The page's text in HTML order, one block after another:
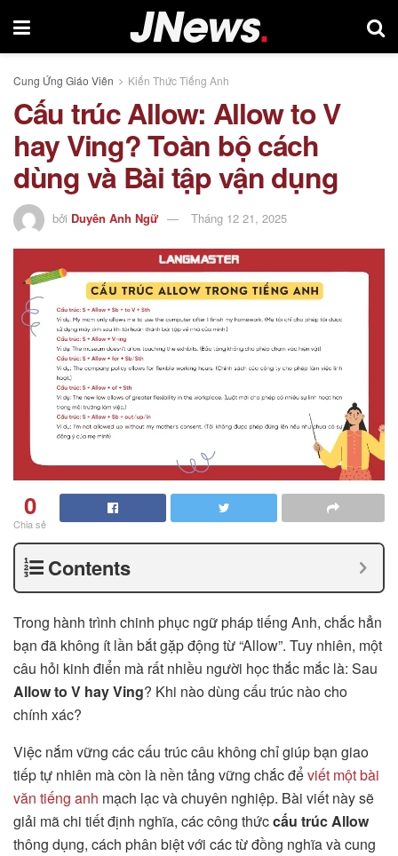
Cung Ứng Giáo Viên Kiến Thức Tiếng Anh
Cấu trúc Allow: Allow to V
hay Ving? Toàn bộ cách
dùng và Bài tập vận dụng
bởi Duyên Anh Ngữ Tháng 12 21, 2025
0
Chia sẻ
Contents
Trong hành trình chinh phục ngữ pháp tiếng Anh, chắc hẳn
bạn đã không ít lần bắt gặp động từ “Allow”. Tuy nhiên, một
câu hỏi kinh điển mà rất nhiều người học thắc mắc là: Sau
Allow to V hay Ving? Khi nào dùng cấu trúc nào cho
chính xác?
Việc nắm vững các cấu trúc câu không chỉ giúp bạn giao
tiếp tự nhiên mà còn là nền tảng vững chắc đểviết một bài
văn tiếng anh mạch lạc và chuyên nghiệp. Bài viết này sẽ
giải mã chi tiết định nghĩa, các công thứccấu trúc Allow
thông dụng, cách phân biệt với các từ đồng nghĩa và cung